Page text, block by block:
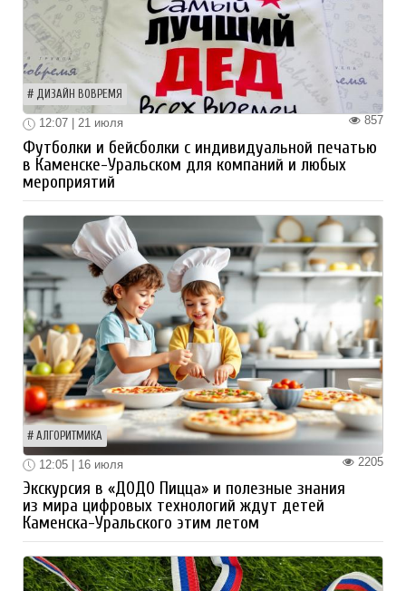
ДИЗАЙН ВОВРЕМЯ
857
12:07 | 21 июля
Футболки и бейсболки с индивидуальной печатью
в Каменске-Уральском для компаний и любых
мероприятий
АЛГОРИТМИКА
2205
12:05 | 16 июля
Экскурсия в «ДОДО Пицца» и полезные знания
из мира цифровых технологий ждут детей
Каменска-Уральского этим летом